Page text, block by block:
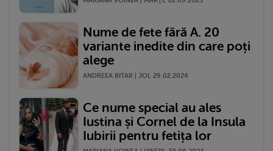
Nume de fete fără A. 20
variante inedite din care poți
alege
ANDREEA BITAR | JOI, 29.02.2024
Ce nume special au ales
Iustina și Cornel de la Insula
Iubirii pentru fetița lor